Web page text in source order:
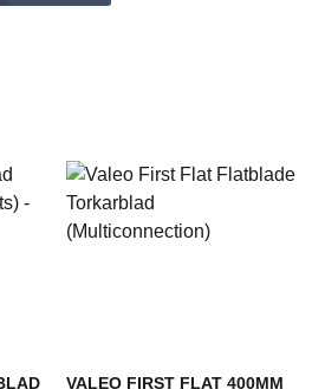
VALEO FIRST FLAT 400MM